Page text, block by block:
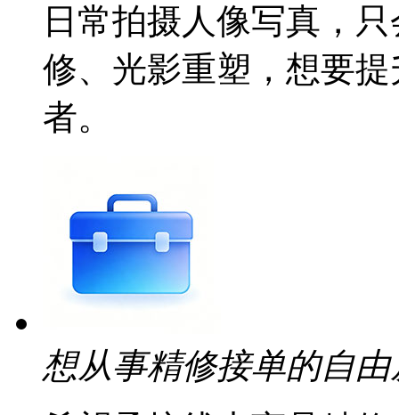
日常拍摄人像写真，
修、光影重塑，想要
者。
想从事精修接单的自